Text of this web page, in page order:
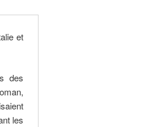
et
des
les